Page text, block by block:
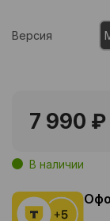
Версия
7 990 ₽
В наличии